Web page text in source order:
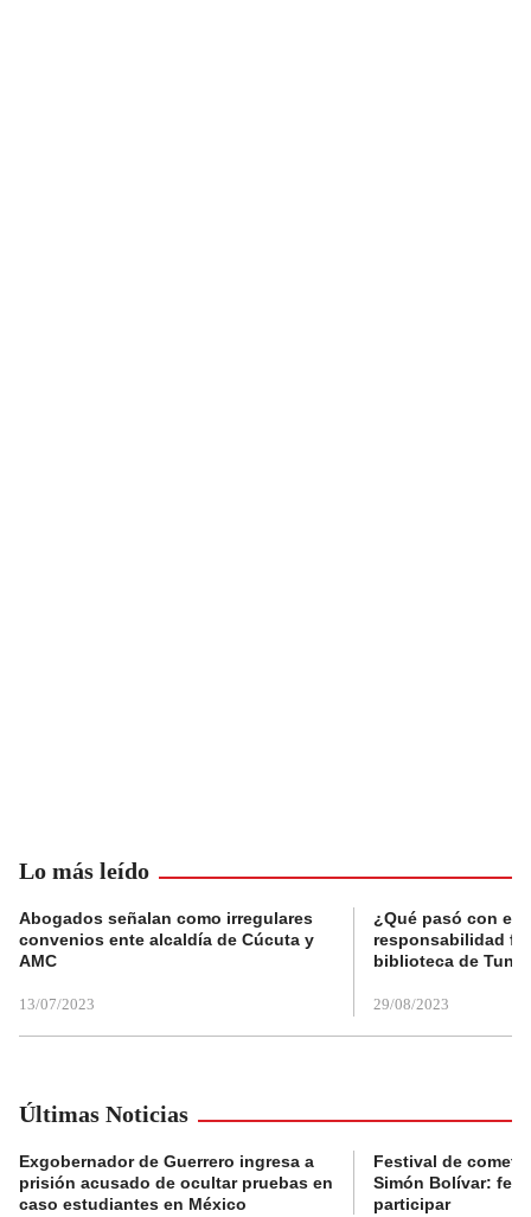
Lo más leído
Abogados señalan como irregulares
convenios ente alcaldía de Cúcuta y
AMC
13/07/2023
¿Qué pasó con el
responsabilidad
biblioteca de
29/08/2023
Últimas Noticias
Exgobernador de Guerrero ingresa a
prisión acusado de ocultar pruebas en
caso estudiantes en México
Festival de
Simón Bolívar:
participar